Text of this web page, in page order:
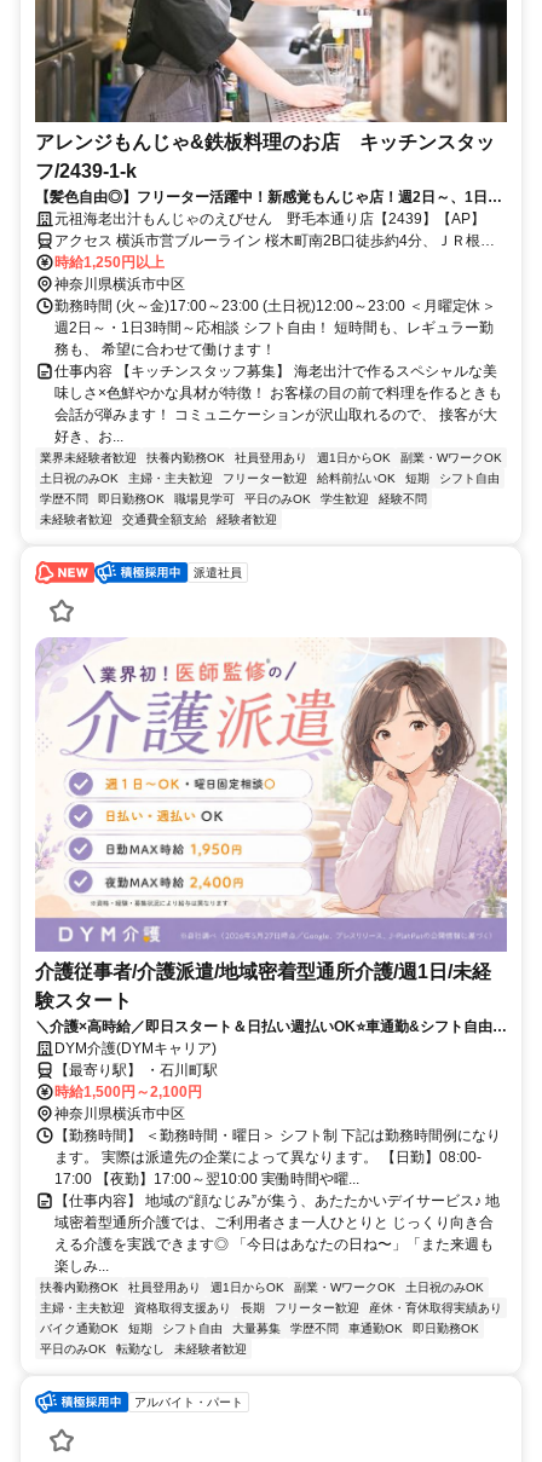
アレンジもんじゃ&鉄板料理のお店 キッチンスタッ
フ/2439-1-k
【髪色自由◎】フリーター活躍中！新感覚もんじゃ店！週2日～、1日3h
～勤務◎前払いOK
元祖海老出汁もんじゃのえびせん 野毛本通り店【2439】【AP】
アクセス 横浜市営ブルーライン 桜木町南2B口徒歩約4分、ＪＲ根岸
線/ＪＲ京浜東北線 桜木町南2B口徒歩約4分、京急本線 日ノ出町徒歩
約7分
時給1,250円以上
神奈川県横浜市中区
勤務時間 (火～金)17:00～23:00 (土日祝)12:00～23:00 ＜月曜定休＞
週2日～・1日3時間～応相談 シフト自由！ 短時間も、レギュラー勤
務も、 希望に合わせて働けます！
仕事内容 【キッチンスタッフ募集】 海老出汁で作るスペシャルな美
味しさ×色鮮やかな具材が特徴！ お客様の目の前で料理を作るときも
会話が弾みます！ コミュニケーションが沢山取れるので、 接客が大
好き、お...
業界未経験者歓迎 扶養内勤務OK 社員登用あり 週1日からOK
副業・WワークOK
土日祝のみOK
主婦・主夫歓迎 フリーター歓迎 給料前払いOK 短期
シフト自由
学歴不問
即日勤務OK 職場見学可 平日のみOK 学生歓迎
経験不問
未経験者歓迎
交通費全額支給 経験者歓迎
派遣社員
介護従事者/介護派遣/地域密着型通所介護/週1日/未経
験スタート
＼介護×高時給／即日スタート＆日払い週払いOK⭐️車通勤&シフト自由⭐️
直接雇用サポート✨
DYM介護(DYMキャリア)
【最寄り駅】 ・石川町駅
時給1,500円～2,100円
神奈川県横浜市中区
【勤務時間】 ＜勤務時間・曜日＞ シフト制 下記は勤務時間例になり
ます。 実際は派遣先の企業によって異なります。 【日勤】08:00-
17:00 【夜勤】17:00～翌10:00 実働時間や曜...
【仕事内容】 地域の“顔なじみ”が集う、あたたかいデイサービス♪ 地
域密着型通所介護では、ご利用者さま一人ひとりと じっくり向き合
える介護を実践できます◎ 「今日はあなたの日ね〜」「また来週も
楽しみ...
扶養内勤務OK 社員登用あり 週1日からOK 副業・WワークOK
土日祝のみOK
主婦・主夫歓迎
資格取得支援あり 長期 フリーター歓迎
産休・育休取得実績あり
バイク通勤OK
短期 シフト自由 大量募集 学歴不問 車通勤OK
即日勤務OK
平日のみOK
転勤なし 未経験者歓迎
アルバイト・パート